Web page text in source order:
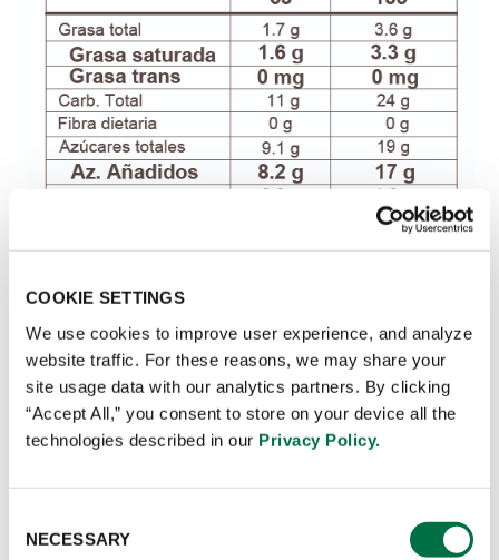
COOKIE SETTINGS
We use cookies to improve user experience, and analyze
website traffic. For these reasons, we may share your
site usage data with our analytics partners. By clicking
“Accept All,” you consent to store on your device all the
technologies described in our Privacy Policy.
Selection
NECESSARY